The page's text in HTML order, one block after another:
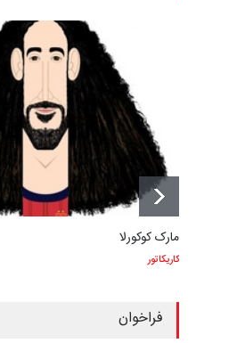
مارک کوکورلا
کاریکاتور
فراخوان